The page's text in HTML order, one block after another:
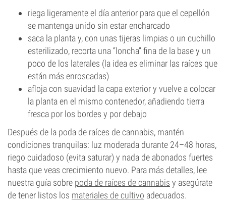
riega ligeramente el día anterior para que el cepellón
se mantenga unido sin estar encharcado
saca la planta y, con unas tijeras limpias o un cuchillo
esterilizado, recorta una “loncha” fina de la base y un
poco de los laterales (la idea es eliminar las raíces que
están más enroscadas)
afloja con suavidad la capa exterior y vuelve a colocar
la planta en el mismo contenedor, añadiendo tierra
fresca por los bordes y por debajo
Después de la poda de raíces de cannabis, mantén
condiciones tranquilas: luz moderada durante 24–48 horas,
riego cuidadoso (evita saturar) y nada de abonados fuertes
hasta que veas crecimiento nuevo. Para más detalles, lee
nuestra guía sobre poda de raíces de cannabis y asegúrate
de tener listos los materiales de cultivo adecuados.